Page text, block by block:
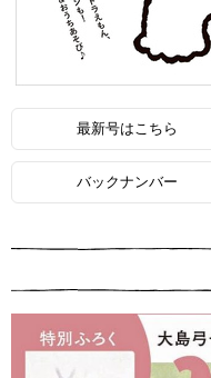
最新号はこちら
バックナンバー